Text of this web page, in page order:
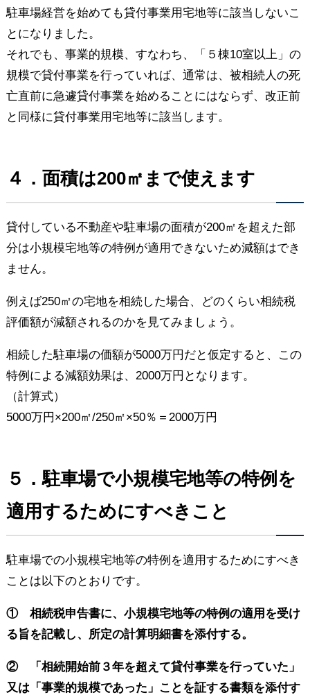
駐車場経営を始めても貸付事業用宅地等に該当しないこ
とになりました。
それでも、事業的規模、すなわち、「５棟10室以上」の
規模で貸付事業を行っていれば、通常は、被相続人の死
亡直前に急遽貸付事業を始めることにはならず、改正前
と同様に貸付事業用宅地等に該当します。
４．面積は200㎡まで使えます
貸付している不動産や駐車場の面積が200㎡を超えた部
分は小規模宅地等の特例が適用できないため減額はでき
ません。
例えば250㎡の宅地を相続した場合、どのくらい相続税
評価額が減額されるのかを見てみましょう。
相続した駐車場の価額が5000万円だと仮定すると、この
特例による減額効果は、2000万円となります。
（計算式）
5000万円×200㎡/250㎡×50％＝2000万円
５．駐車場で小規模宅地等の特例を
適用するためにすべきこと
駐車場での小規模宅地等の特例を適用するためにすべき
ことは以下のとおりです。
① 相続税申告書に、小規模宅地等の特例の適用を受け
る旨を記載し、所定の計算明細書を添付する。
② 「相続開始前３年を超えて貸付事業を行っていた」
又は「事業的規模であった」ことを証する書類を添付す